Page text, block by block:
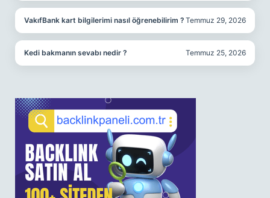
VakıfBank kart bilgilerimi nasıl öğrenebilirim ? Temmuz 29, 2026
Kedi bakmanın sevabı nedir ? Temmuz 25, 2026